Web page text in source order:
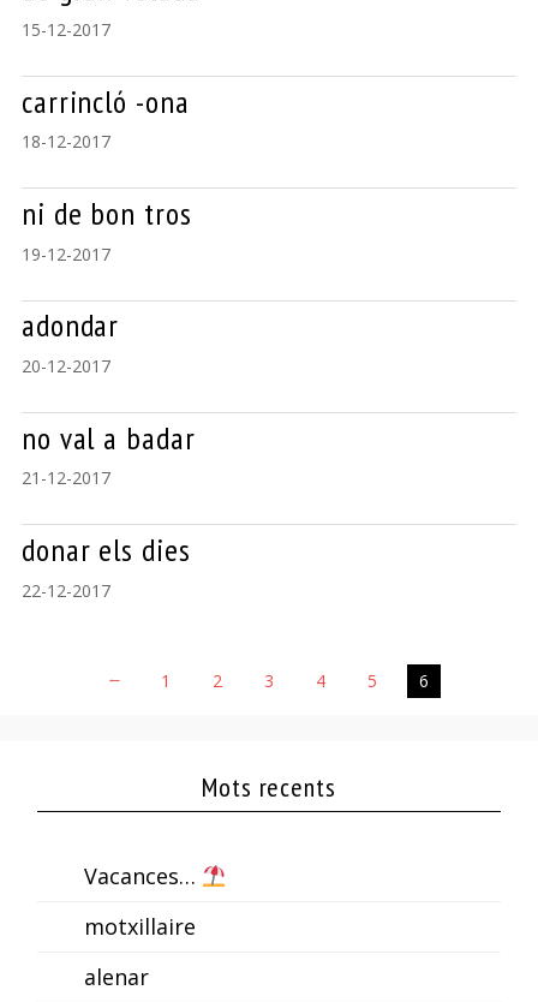
15-12-2017
carrincló -ona
18-12-2017
ni de bon tros
19-12-2017
adondar
20-12-2017
no val a badar
21-12-2017
donar els dies
22-12-2017
← 1 2 3 4 5 6
Mots recents
Vacances…
motxillaire
alenar